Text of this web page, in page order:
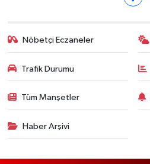
Nöbetçi Eczaneler
Trafik Durumu
Tüm Manşetler
Haber Arşivi